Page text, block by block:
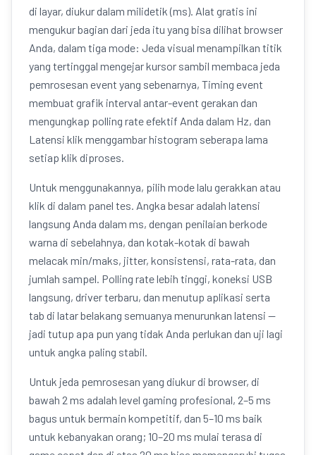
di layar, diukur dalam milidetik (ms). Alat gratis ini
mengukur bagian dari jeda itu yang bisa dilihat browser
Anda, dalam tiga mode: Jeda visual menampilkan titik
yang tertinggal mengejar kursor sambil membaca jeda
pemrosesan event yang sebenarnya, Timing event
membuat grafik interval antar-event gerakan dan
mengungkap polling rate efektif Anda dalam Hz, dan
Latensi klik menggambar histogram seberapa lama
setiap klik diproses.
Untuk menggunakannya, pilih mode lalu gerakkan atau
klik di dalam panel tes. Angka besar adalah latensi
langsung Anda dalam ms, dengan penilaian berkode
warna di sebelahnya, dan kotak-kotak di bawah
melacak min/maks, jitter, konsistensi, rata-rata, dan
jumlah sampel. Polling rate lebih tinggi, koneksi USB
langsung, driver terbaru, dan menutup aplikasi serta
tab di latar belakang semuanya menurunkan latensi —
jadi tutup apa pun yang tidak Anda perlukan dan uji lagi
untuk angka paling stabil.
Untuk jeda pemrosesan yang diukur di browser, di
bawah 2 ms adalah level gaming profesional, 2–5 ms
bagus untuk bermain kompetitif, dan 5–10 ms baik
untuk kebanyakan orang; 10–20 ms mulai terasa di